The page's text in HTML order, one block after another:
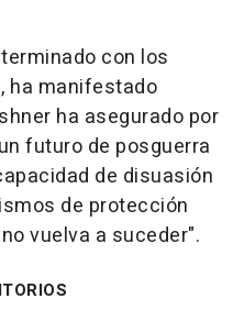
con los
ha manifestado
ha asegurado por
futuro de posguerra
de disuasión
de protección
vuelva a suceder".